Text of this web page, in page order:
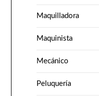
Maquilladora
Maquinista
Mecánico
Peluquería